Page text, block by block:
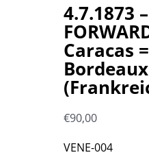
4.7.1873 –
Caracas
Bordeaux
€90,00
VENE-004